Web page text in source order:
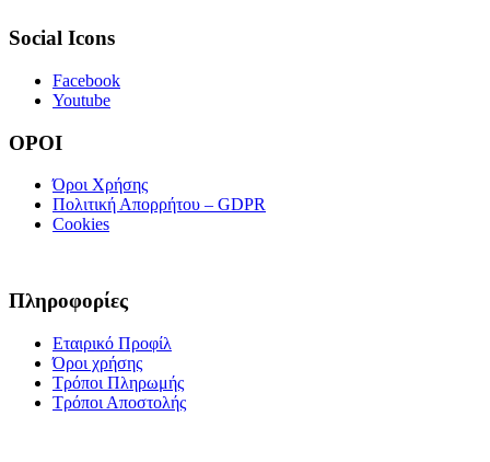
Social Icons
Facebook
Youtube
ΟΡΟΙ
Όροι Χρήσης
Πολιτική Απορρήτου – GDPR
Cookies
Πληροφορίες
Εταιρικό Προφίλ
Όροι χρήσης
Τρόποι Πληρωμής
Τρόποι Αποστολής